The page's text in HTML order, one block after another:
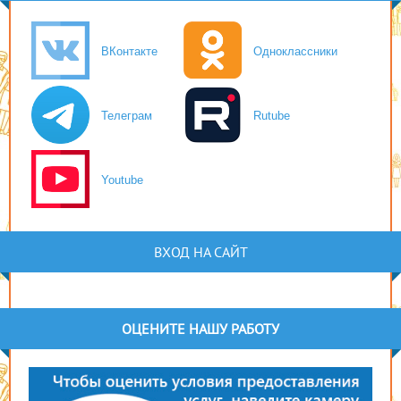
ВКонтакте Одноклассники
Телеграм Rutube
Youtube
ВХОД НА САЙТ
ОЦЕНИТЕ НАШУ РАБОТУ